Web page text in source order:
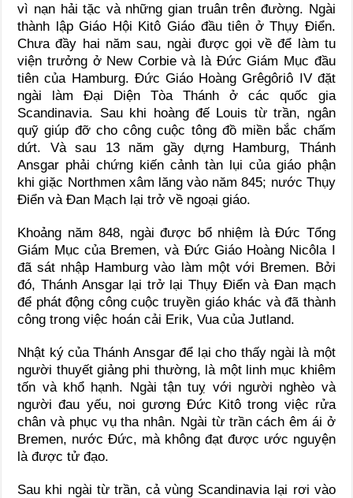
vì nạn hải tặc và những gian truân trên đường. Ngài
thành lập Giáo Hội Kitô Giáo đầu tiên ở Thụy Ðiển.
Chưa đầy hai năm sau, ngài được gọi về để làm tu
viện trưởng ở New Corbie và là Ðức Giám Mục đầu
tiên của Hamburg. Ðức Giáo Hoàng Grêgôriô IV đặt
ngài làm Ðại Diện Tòa Thánh ở các quốc gia
Scandinavia. Sau khi hoàng đế Louis từ trần, ngân
quỹ giúp đỡ cho công cuộc tông đồ miền bắc chấm
dứt. Và sau 13 năm gầy dựng Hamburg, Thánh
Ansgar phải chứng kiến cảnh tàn lụi của giáo phận
khi giặc Northmen xâm lăng vào năm 845; nước Thụy
Ðiển và Ðan Mạch lại trở về ngoại giáo.
Khoảng năm 848, ngài được bổ nhiệm là Ðức Tổng
Giám Mục của Bremen, và Ðức Giáo Hoàng Nicôla I
đã sát nhập Hamburg vào làm một với Bremen. Bởi
đó, Thánh Ansgar lại trở lại Thụy Ðiển và Ðan mạch
để phát động công cuộc truyền giáo khác và đã thành
công trong việc hoán cải Erik, Vua của Jutland.
Nhật ký của Thánh Ansgar để lại cho thấy ngài là một
người thuyết giảng phi thường, là một linh mục khiêm
tốn và khổ hạnh. Ngài tận tuỵ với người nghèo và
người đau yếu, noi gương Ðức Kitô trong việc rửa
chân và phục vụ tha nhân. Ngài từ trần cách êm ái ở
Bremen, nước Ðức, mà không đạt được ước nguyện
là được tử đạo.
Sau khi ngài từ trần, cả vùng Scandinavia lại rơi vào